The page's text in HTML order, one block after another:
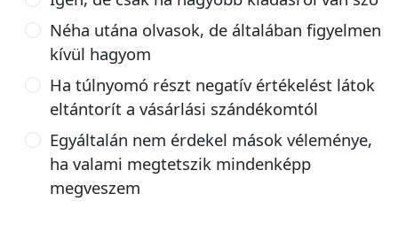
Néha utána olvasok, de általában figyelmen
kívül hagyom
Ha túlnyomó részt negatív értékelést látok
eltántorít a vásárlási szándékomtól
Egyáltalán nem érdekel mások véleménye,
ha valami megtetszik mindenképp
megveszem